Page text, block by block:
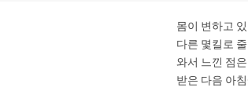
몸이 변하고
다른 몇킬로
와서 느낀 점
받은 다음 아